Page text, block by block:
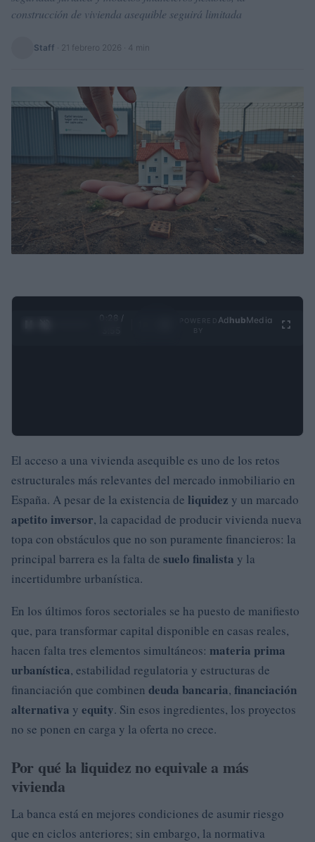
construcción de vivienda asequible seguirá limitada
Staff 21 febrero 2026 · 4 min
0:29 /
Ad hubMedia
El acceso a una vivienda asequible es uno de los retos
estructurales más relevantes del mercado inmobiliario en
España. A pesar de la existencia de liquidez y un marcado
apetito inversor, la capacidad de producir vivienda nueva
topa con obstáculos que no son puramente financieros: la
principal barrera es la falta de suelo finalista y la
incertidumbre urbanística.
En los últimos foros sectoriales se ha puesto de manifiesto
que, para transformar capital disponible en casas reales,
hacen falta tres elementos simultáneos: materia prima
urbanística, estabilidad regulatoria y estructuras de
financiación que combinen deuda bancaria, financiación
alternativa y equity. Sin esos ingredientes, los proyectos
no se ponen en carga y la oferta no crece.
Por qué la liquidez no equivale a más
vivienda
La banca está en mejores condiciones de asumir riesgo
que en ciclos anteriores; sin embargo, la normativa